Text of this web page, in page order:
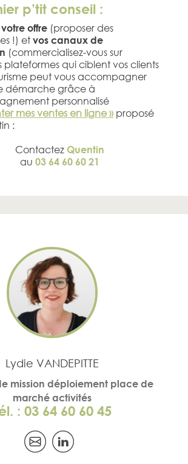
p’tit conseil :
offre(proposer des
!) et vos canaux de
(commercialisez-vous sur
plateformes qui ciblent vos clients
peut vous accompagner
démarche grâce à
personnalisé
mes ventes en ligne »proposé
:
Contactez Quentin
au 03 64 60 60 21
Lydie VANDEPITTE
mission déploiement place de
marché activités
: 03 64 60 60 45